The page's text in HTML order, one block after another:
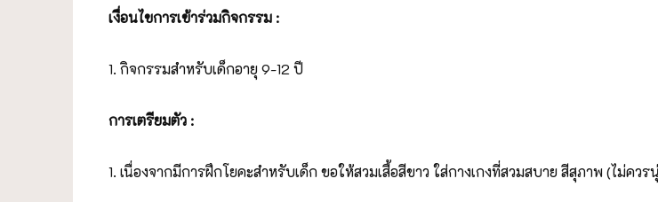
เงื่อนไขการเข้าร่วมกิจกรรม :
1. กิจกรรมสำหรับเด็กอายุ 9-12 ปี
การเตรียมตัว :
1. เนื่องจากมีการฝึกโยคะสำหรับเด็ก ขอให้สวมเสื้อสีขาว ใส่กางเกงที่สวมสบาย สีสุภาพ (ไม่ควร